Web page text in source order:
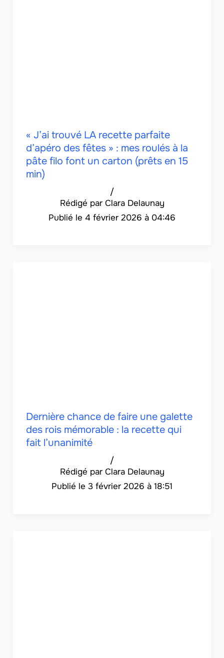
« J’ai trouvé LA recette parfaite
d’apéro des fêtes » : mes roulés à la
pâte filo font un carton (prêts en 15
min)
Clara Delaunay
/
4 février 2026 à 04:46
Dernière chance de faire une galette
des rois mémorable : la recette qui
fait l’unanimité
Clara Delaunay
/
3 février 2026 à 18:51